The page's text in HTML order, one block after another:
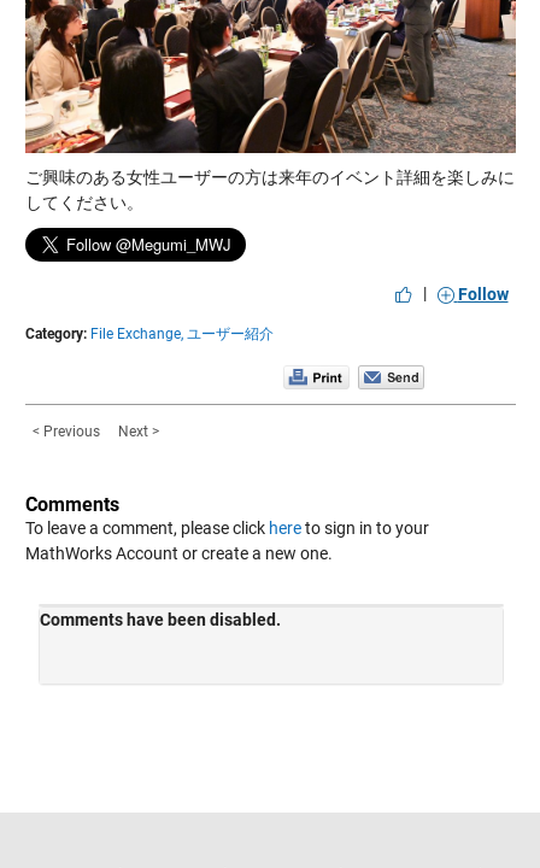
ご興味のある女性ユーザーの方は来年のイベント詳細を楽しみに
してください。
| Follow
Category: File Exchange, ユーザー紹介
< Previous Next >
Comments
To leave a comment, please click hereto sign in to your
MathWorks Account or create a new one.